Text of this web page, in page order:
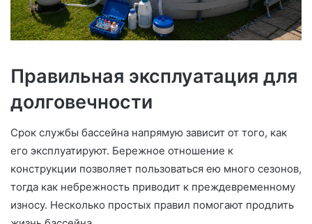
Правильная эксплуатация для
долговечности
Срок службы бассейна напрямую зависит от того, как
его эксплуатируют. Бережное отношение к
конструкции позволяет пользоваться ею много сезонов,
тогда как небрежность приводит к преждевременному
износу. Несколько простых правил помогают продлить